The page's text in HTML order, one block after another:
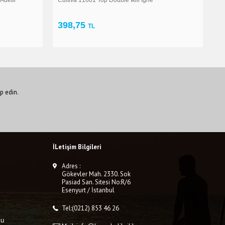
294,30TL
edin.
İLetişim Bilgileri
Adres :
Gökevler Mah. 2330. Sok
Pasiad San. Sitesi No:R/6
Esenyurt / İstanbul
Tel:(0212) 853 46 26